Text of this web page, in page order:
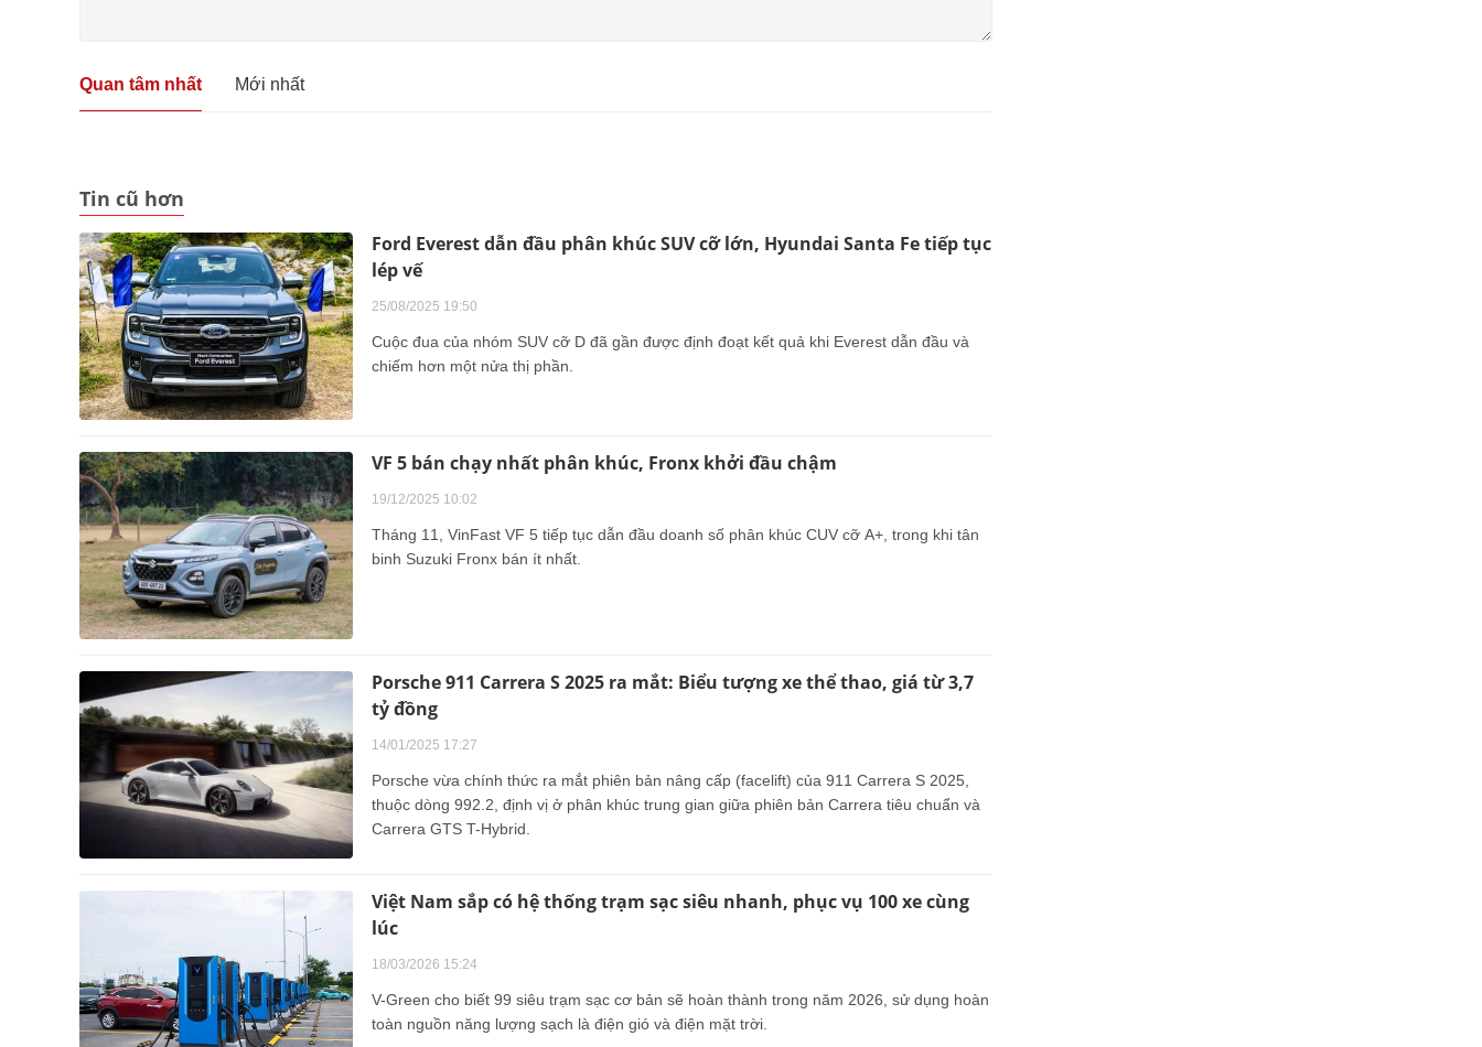
Quan tâm nhất Mới nhất
Tin cũ hơn
Ford Everest dẫn đầu phân khúc SUV cỡ lớn, Hyundai Santa Fe tiếp tục
lép vế
25/08/2025 19:50
Cuộc đua của nhóm SUV cỡ D đã gần được định đoạt kết quả khi Everest dẫn đầu và
chiếm hơn một nửa thị phần.
VF 5 bán chạy nhất phân khúc, Fronx khởi đầu chậm
19/12/2025 10:02
Tháng 11, VinFast VF 5 tiếp tục dẫn đầu doanh số phân khúc CUV cỡ A+, trong khi tân
binh Suzuki Fronx bán ít nhất.
Porsche 911 Carrera S 2025 ra mắt: Biểu tượng xe thể thao, giá từ 3,7
tỷ đồng
14/01/2025 17:27
Porsche vừa chính thức ra mắt phiên bản nâng cấp (facelift) của 911 Carrera S 2025,
thuộc dòng 992.2, định vị ở phân khúc trung gian giữa phiên bản Carrera tiêu chuẩn và
Carrera GTS T-Hybrid.
Việt Nam sắp có hệ thống trạm sạc siêu nhanh, phục vụ 100 xe cùng
lúc
18/03/2026 15:24
V-Green cho biết 99 siêu trạm sạc cơ bản sẽ hoàn thành trong năm 2026, sử dụng hoàn
toàn nguồn năng lượng sạch là điện gió và điện mặt trời.